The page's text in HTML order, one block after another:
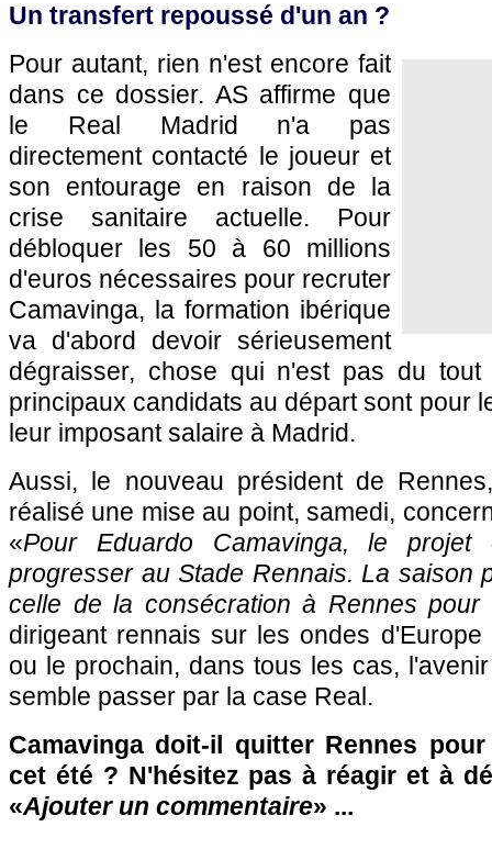
Un transfert repoussé d'un an ?
Pour autant, rien n'est encore fait
dans ce dossier. AS affirme que
le Real Madrid n'a pas
directement contacté le joueur et
son entourage en raison de la
crise sanitaire actuelle. Pour
débloquer les 50 à 60 millions
d'euros nécessaires pour recruter
Camavinga, la formation ibérique
va d'abord devoir sérieusement
dégraisser, chose qui n'est pas du
principaux candidats au départ sont pour
leur imposant salaire à Madrid.
Aussi, le nouveau président de
réalisé une mise au point, samedi,
«Pour Eduardo Camavinga, le
progresser au Stade Rennais. La saison
celle de la consécration à Rennes pour
dirigeant rennais sur les ondes
ou le prochain, dans tous les cas,
semble passer par la case Real.
Camavinga doit-il quitter Rennes
cet été ? N'hésitez pas à réagir et à
«Ajouter un commentaire» ...